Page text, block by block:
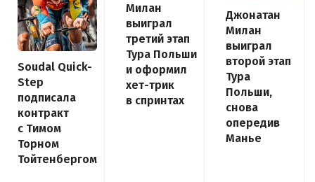
Soudal Quick-
Step
подписала
контракт
с Тимом
Торном
Тойтенбергом
Милан
выиграл
третий этап
Тура Польши
и оформил
хет-трик
в спринтах
Джонатан
Милан
выиграл
второй этап
Тура
Польши,
снова
опередив
Манье